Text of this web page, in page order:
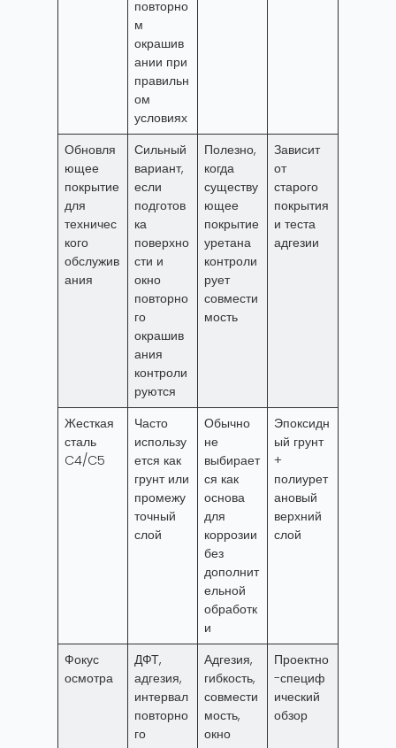
повторно
м
окрашив
ании при
правильн
ом
условиях
Обновля
ющее
покрытие
для
техничес
кого
обслужив
ания
Сильный
вариант,
если
подготов
ка
поверхно
сти и
окно
повторно
го
окрашив
ания
контроли
руются
Полезно,
когда
существу
ющее
покрытие
уретана
контроли
рует
совмести
мость
Зависит
от
старого
покрытия
и теста
адгезии
Жесткая
сталь
C4/C5
Часто
использу
ется как
грунт или
промежу
точный
слой
Обычно
не
выбирает
ся как
основа
для
коррозии
без
дополнит
ельной
обработк
и
Эпоксидн
ый грунт
+
полиурет
ановый
верхний
слой
Фокус
осмотра
ДФТ,
адгезия,
интервал
повторно
го
Адгезия,
гибкость,
совмести
мость,
окно
Проектно
-специф
ический
обзор